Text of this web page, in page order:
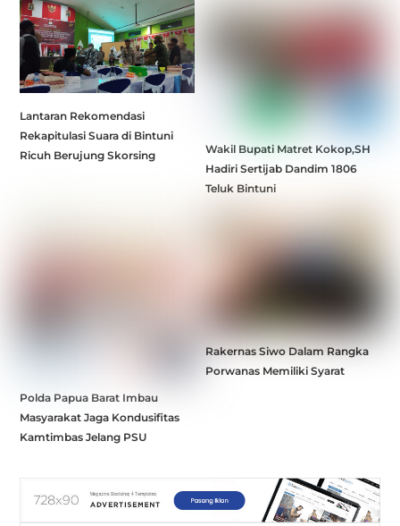
Lantaran Rekomendasi
Rekapitulasi Suara di Bintuni
Ricuh Berujung Skorsing
Wakil Bupati Matret Kokop,SH
Hadiri Sertijab Dandim 1806
Teluk Bintuni
Polda Papua Barat Imbau
Masyarakat Jaga Kondusifitas
Kamtimbas Jelang PSU
Rakernas Siwo Dalam Rangka
Porwanas Memiliki Syarat